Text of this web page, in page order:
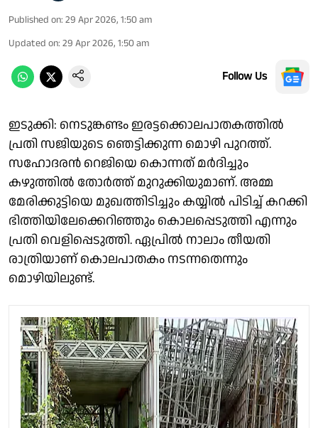
Published on: 29 Apr 2026, 1:50 am
Updated on: 29 Apr 2026, 1:50 am
Follow Us
ഇടുക്കി: നെടുങ്കണ്ടം ഇരട്ടക്കൊലപാതകത്തിൽ
പ്രതി സജിയുടെ ഞെട്ടിക്കുന്ന മൊഴി പുറത്ത്.
സഹോദരൻ റെജിയെ കൊന്നത് മർദിച്ചും
കഴുത്തിൽ തോർത്ത് മുറുക്കിയുമാണ്. അമ്മ
മേരിക്കുട്ടിയെ മുഖത്തിടിച്ചും കയ്യിൽ പിടിച്ച് കറക്കി
ഭിത്തിയിലേക്കെറിഞ്ഞും കൊലപ്പെടുത്തി എന്നും
പ്രതി വെളിപ്പെടുത്തി. ഏപ്രിൽ നാലാം തീയതി
രാത്രിയാണ് കൊലപാതകം നടന്നതെന്നും
മൊഴിയിലുണ്ട്.